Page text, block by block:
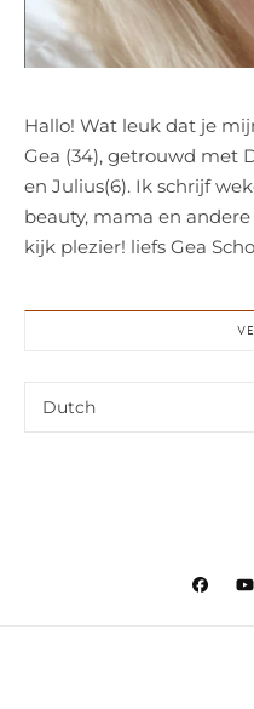
Hallo! Wat leuk dat je
Gea (34), getrouwd met
en Julius(6). Ik schrijf
beauty, mama en
kijk plezier! liefs Gea